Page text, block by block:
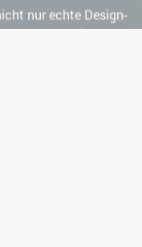
nur echte Design-
durch ihre